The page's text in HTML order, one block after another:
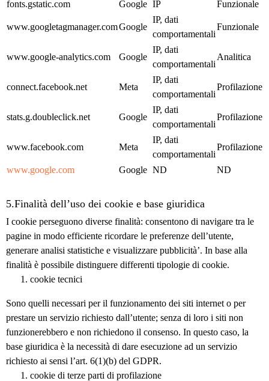
fonts.gstatic.com Google IP Funzionale
www.googletagmanager.comGoogle
IP, dati
comportamentali
Funzionale
www.google-analytics.com Google
IP, dati
comportamentali
Analitica
connect.facebook.net Meta
IP, dati
comportamentali
Profilazione
stats.g.doubleclick.net Google
IP, dati
comportamentali
Profilazione
www.facebook.com Meta
IP, dati
comportamentali
Profilazione
www.google.com Google ND ND
5.Finalità dell’uso dei cookie e base giuridica
I cookie perseguono diverse finalità: consentono di navigare tra le
pagine in modo efficiente ricordare le preferenze dell’utente,
generare analisi statistiche e visualizzare pubblicità’. In base alla
finalità è possibile distinguere differenti tipologie di cookie.
cookie tecnici
Sono quelli necessari per il funzionamento dei siti internet o per
prestare un servizio richiesto dall’utente; senza di loro i siti non
funzionerebbero e non richiedono il consenso. In questo caso, la
base giuridica è la necessità di dare esecuzione ad un servizio
richiesto ai sensi l’art. 6(1)(b) del GDPR.
cookie di terze parti di profilazione